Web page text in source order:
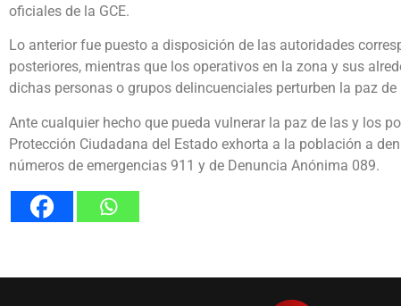
oficiales de la GCE.
Lo anterior fue puesto a disposición de las autoridades
posteriores, mientras que los operativos en la zona y sus
dichas personas o grupos delincuenciales perturben la paz
Ante cualquier hecho que pueda vulnerar la paz de las y los
Protección Ciudadana del Estado exhorta a la población a
números de emergencias 911 y de Denuncia Anónima 089.